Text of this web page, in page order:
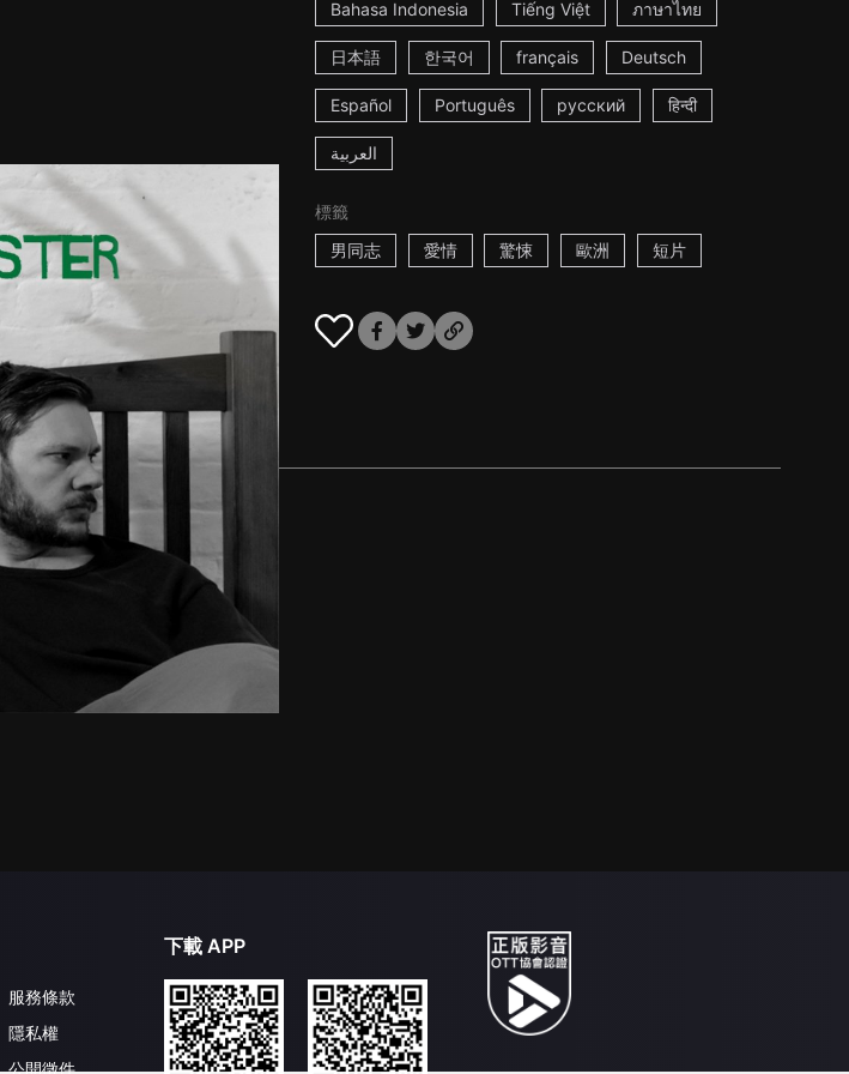
Bahasa Indonesia Tiếng Việt ภาษาไทย
日本語 한국어 français Deutsch
Español Português русский हिन्दी
العربية
標籤
男同志
愛情 驚悚 歐洲 短片
服務條款
隱私權
公開徵件
下載 APP